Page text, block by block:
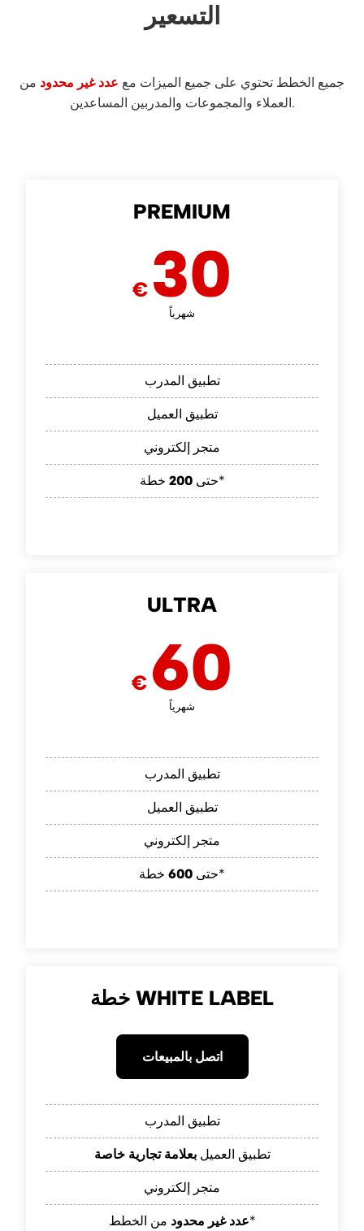
التسعير
جميع الخطط تحتوي على جميع الميزات مع عدد غير محدود من
العملاء والمجموعات والمدربين المساعدين.
PREMIUM
€ 30
شهرياً
تطبيق المدرب
تطبيق العميل
متجر إلكتروني
حتى200 خطة*
ULTRA
€ 60
شهرياً
تطبيق المدرب
تطبيق العميل
متجر إلكتروني
حتى 600 خطة*
خطة WHITE LABEL
اتصل بالمبيعات
تطبيق المدرب
تطبيق العميلبعلامة تجارية خاصة
متجر إلكتروني
عدد غير محدودمن الخطط*